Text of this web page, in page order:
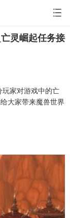
灵崛起任务接
玩家对游戏中的亡
大家带来魔兽世界